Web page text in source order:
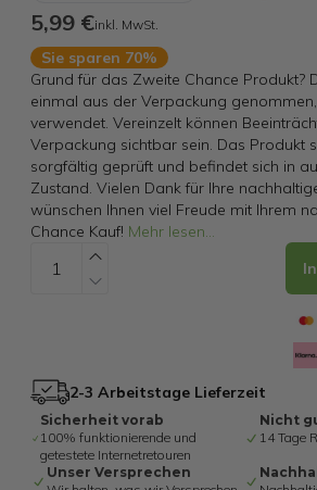
5,99 €inkl. MwSt.
Sie sparen 70%
Grund für das Zweite Chance Produkt?
einmal aus der Verpackung
verwendet. Vereinzelt können
Verpackung sichtbar sein. Das Produkt
sorgfältig geprüft und befindet sich in
Zustand. Vielen Dank für Ihre
wünschen Ihnen viel Freude mit Ihrem
Chance Kauf! Mehr lesen...
2-3 Arbeitstage Lieferzeit
Sicherheit vorab
100% funktionierende und
getestete Internetretouren
Nicht
14 Tage
Unser Versprechen